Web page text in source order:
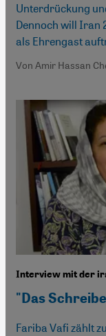
Unterdrückung
Dennoch will Iran
als Ehrengast
Von Amir Hassan
Interview mit der
"Das
Fariba Vafi zählt